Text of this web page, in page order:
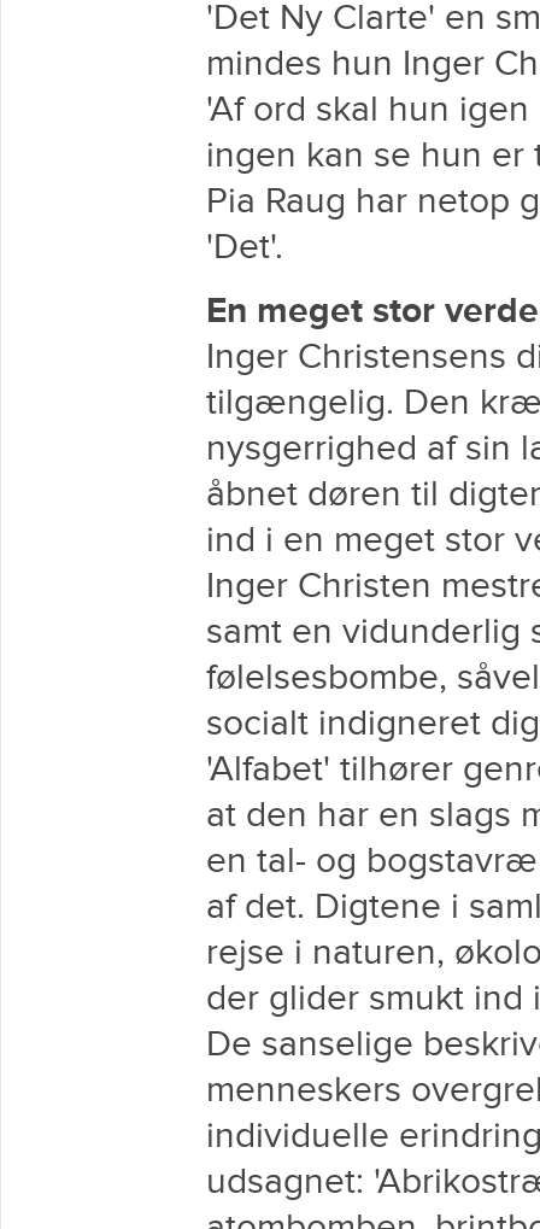
'Det Ny Clarte' en
mindes hun Inger
'Af ord skal hun
ingen kan se hun er
Pia Raug har netop
'Det'.
En meget stor
Inger Christensens
tilgængelig. Den
nysgerrighed af sin
åbnet døren til
ind i en meget stor
Inger Christen
samt en vidunderlig
følelsesbombe,
socialt indigneret
'Alfabet' tilhører
at den har en slags
en tal- og
af det. Digtene i
rejse i naturen,
der glider smukt ind
De sanselige
menneskers
individuelle
udsagnet: